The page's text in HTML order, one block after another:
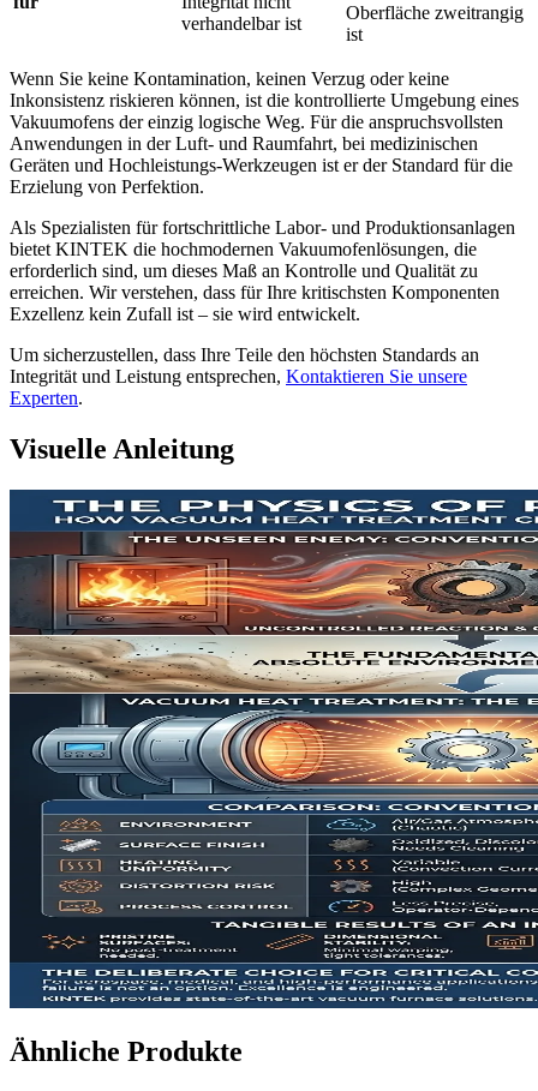
verhandelbar ist
Oberfläche zweitrangig
ist
Wenn Sie keine Kontamination, keinen Verzug oder keine
Inkonsistenz riskieren können, ist die kontrollierte Umgebung eines
Vakuumofens der einzig logische Weg. Für die anspruchsvollsten
Anwendungen in der Luft- und Raumfahrt, bei medizinischen
Geräten und Hochleistungs-Werkzeugen ist er der Standard für die
Erzielung von Perfektion.
Als Spezialisten für fortschrittliche Labor- und Produktionsanlagen
bietet KINTEK die hochmodernen Vakuumofenlösungen, die
erforderlich sind, um dieses Maß an Kontrolle und Qualität zu
erreichen. Wir verstehen, dass für Ihre kritischsten Komponenten
Exzellenz kein Zufall ist – sie wird entwickelt.
Um sicherzustellen, dass Ihre Teile den höchsten Standards an
Integrität und Leistung entsprechen, Kontaktieren Sie unsere
Experten.
Visuelle Anleitung
Ähnliche Produkte